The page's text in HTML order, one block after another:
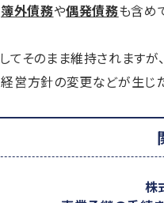
簿外債務や偶発債務も含め
てそのまま維持されます
営方針の変更などが生じ
株